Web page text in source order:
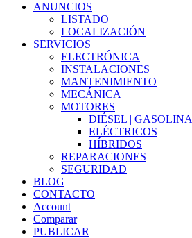
ANUNCIOS
LISTADO
LOCALIZACIÓN
SERVICIOS
ELECTRÓNICA
INSTALACIONES
MANTENIMIENTO
MECÁNICA
MOTORES
DIÉSEL | GASOLINA
ELÉCTRICOS
HÍBRIDOS
REPARACIONES
SEGURIDAD
BLOG
CONTACTO
Account
Comparar
PUBLICAR